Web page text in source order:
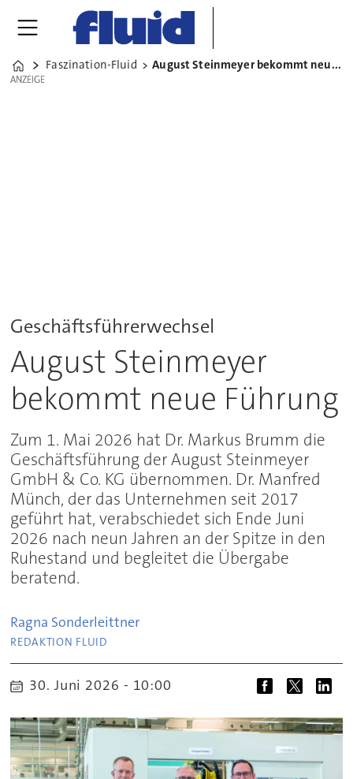
Home
Faszination-Fluid August Steinmeyer bekommt neue Führung
ANZEIGE
ANZEIGE
Geschäftsführerwechsel
August Steinmeyer
bekommt neue Führung
Zum 1. Mai 2026 hat Dr. Markus Brumm die
Geschäftsführung der August Steinmeyer
GmbH & Co. KG übernommen. Dr. Manfred
Münch, der das Unternehmen seit 2017
geführt hat, verabschiedet sich Ende Juni
2026 nach neun Jahren an der Spitze in den
Ruhestand und begleitet die Übergabe
beratend.
Ragna Sonderleittner
REDAKTION FLUID
30. Juni 2026 - 10:00